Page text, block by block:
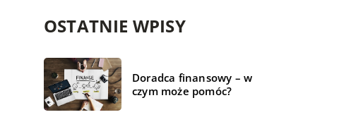
OSTATNIE WPISY
Doradca finansowy – w
czym może pomóc?